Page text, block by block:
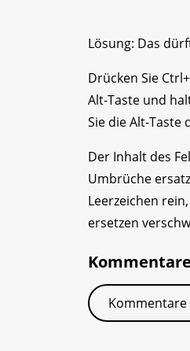
Lösung: Das
Drücken Sie
Alt-Taste und
Sie die Alt-Taste
Der Inhalt des
Umbrüche
Leerzeichen
ersetzen
Kommentare
Kommentare